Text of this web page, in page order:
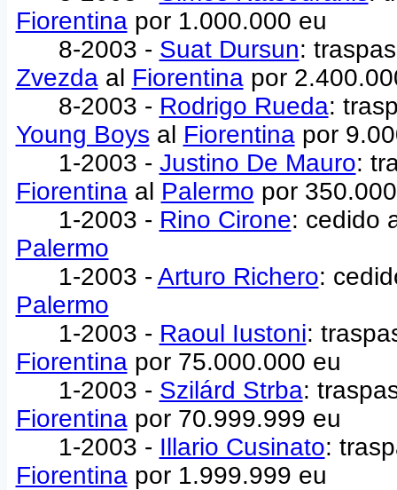
Fiorentinapor 1.000.000 eu
8-2003 - Suat Dursun:
Zvezdaal Fiorentinapor
8-2003 - Rodrigo Rueda:
Young Boys al Fiorentinapor
1-2003 - Justino De Mauro:
Fiorentinaal Palermo por
1-2003 - Rino Cirone: cedido
Palermo
1-2003 - Arturo Richero:
Palermo
1-2003 - Raoul Iustoni:
Fiorentinapor 75.000.000 eu
1-2003 - Szilárd Strba:
Fiorentinapor 70.999.999 eu
1-2003 - Illario Cusinato:
Fiorentinapor 1.999.999 eu